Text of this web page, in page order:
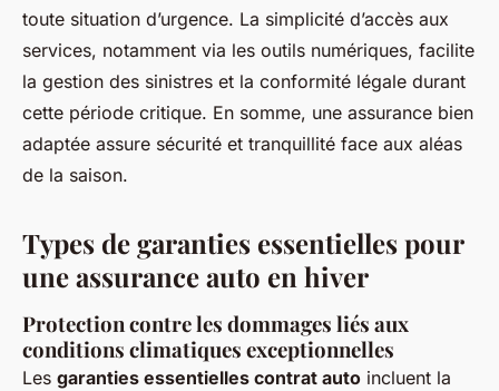
toute situation d’urgence. La simplicité d’accès aux
services, notamment via les outils numériques, facilite
la gestion des sinistres et la conformité légale durant
cette période critique. En somme, une assurance bien
adaptée assure sécurité et tranquillité face aux aléas
de la saison.
Types de garanties essentielles pour
une assurance auto en hiver
Protection contre les dommages liés aux
conditions climatiques exceptionnelles
Les garanties essentielles contrat auto incluent la